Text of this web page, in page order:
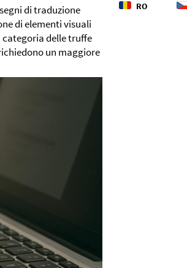
di traduzione
di elementi visuali
categoria delle truffe
un maggiore
RO